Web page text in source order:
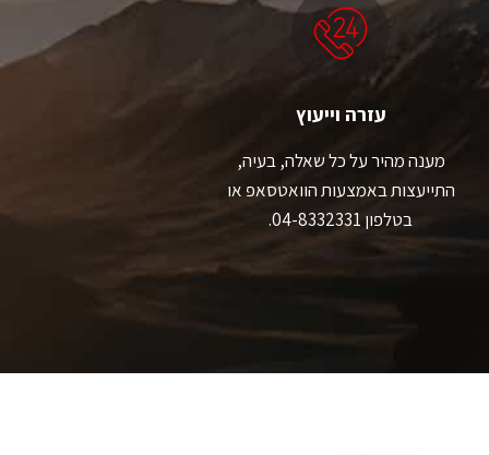
את
האפשרויות
בעמוד
המוצר
את
האפשרויות
עזרה וייעוץ
מענה מהיר על כל שאלה, בעיה,
התייעצות באמצעות הוואטסאפ או
בטלפון 04-8332331.